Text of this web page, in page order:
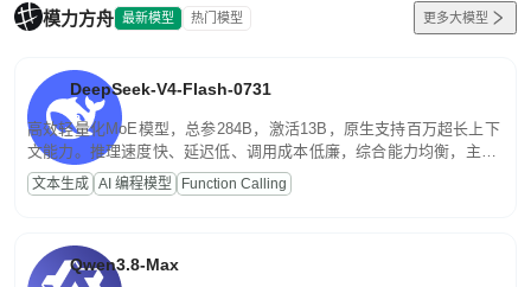
模力方舟 最新模型 热门模型 更多大模型
DeepSeek-V4-Flash-0731
高效轻量化MoE模型，总参284B，激活13B，原生支持百万超长上下
文能力。推理速度快、延迟低、调用成本低廉，综合能力均衡，主打
高并发、轻量化任务，适合日常对话、内容创作、基础 RAG、批量
文案处理等普惠刚需场景。
文本生成 AI 编程模型 Function Calling
Qwen3.8-Max